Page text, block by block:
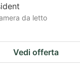
da letto
Vedi offerta